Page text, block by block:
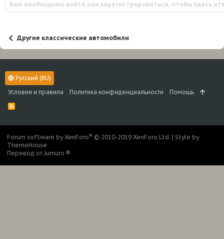
Вам необходимо войти или зарегистрироваться, чтобы здесь
Другие классические автомобили
Русский (RU)
Условия и правила
Политика конфиденциальности Помощь
R
Forum software by XenForo® © 2010-2019 XenForo Ltd. | Style by
ThemeHouse
Перевод от Jumuro ®